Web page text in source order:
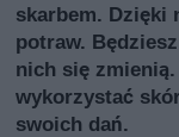
skarbem. Dzięki
potraw.
nich się
wykorzystać
swoich dań.